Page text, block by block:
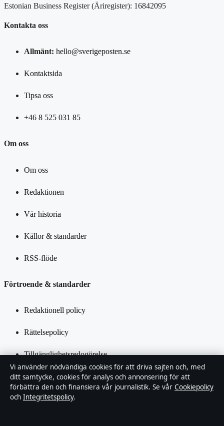
Estonian Business Register (Äriregister): 16842095
Kontakta oss
Allmänt: hello@sverigeposten.se
Kontaktsida
Tipsa oss
+46 8 525 031 85
Om oss
Om oss
Redaktionen
Vår historia
Källor & standarder
RSS-flöde
Förtroende & standarder
Redaktionell policy
Rättelsepolicy
Tillgänglighetsredogörelse
Integritetspolicy
Kändisar & integritet
Vi använder nödvändiga cookies för att driva sajten och, med
ditt samtycke, cookies för analys och annonsering för att
förbättra den och finansiera vår journalistik. Se vår Cookiepolicy
och Integritetspolicy.